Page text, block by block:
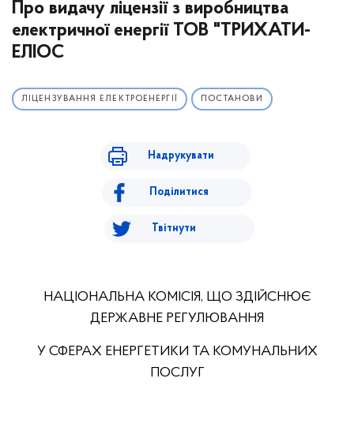
Про видачу ліцензії з виробництва
електричної енергії ТОВ "ТРИХАТИ-
ЕЛІОС
ЛІЦЕНЗУВАННЯ ЕЛЕКТРОЕНЕРГІЇ ПОСТАНОВИ
Надрукувати
Поділитися
Твітнути
НАЦІОНАЛЬНА КОМІСІЯ, ЩО ЗДІЙСНЮЄ
ДЕРЖАВНЕ РЕГУЛЮВАННЯ
У СФЕРАХ ЕНЕРГЕТИКИ ТА КОМУНАЛЬНИХ
ПОСЛУГ